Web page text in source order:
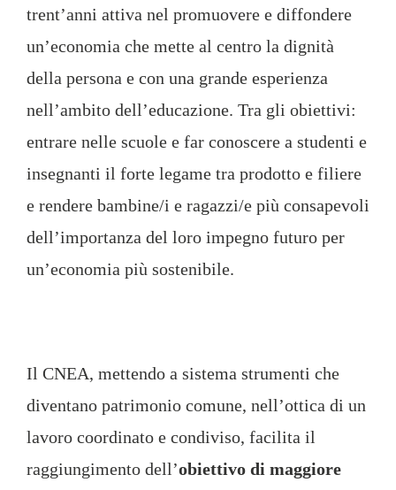
trent’anni attiva nel promuovere e diffondere
un’economia che mette al centro la dignità
della persona e con una grande esperienza
nell’ambito dell’educazione. Tra gli obiettivi:
entrare nelle scuole e far conoscere a studenti e
insegnanti il forte legame tra prodotto e filiere
e rendere bambine/i e ragazzi/e più consapevoli
dell’importanza del loro impegno futuro per
un’economia più sostenibile.
Il CNEA, mettendo a sistema strumenti che
diventano patrimonio comune, nell’ottica di un
lavoro coordinato e condiviso, facilita il
raggiungimento dell’obiettivo di maggiore